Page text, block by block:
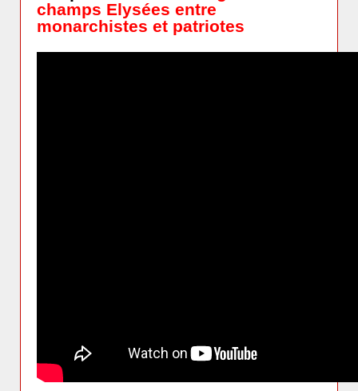
champs Elysées entre
monarchistes et patriotes